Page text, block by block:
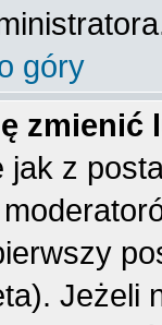
góry
zmienić
jak z
Jeżeli